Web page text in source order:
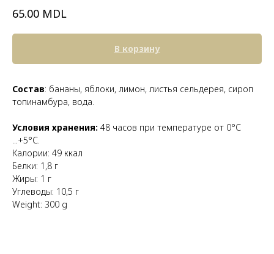
65.00 MDL
В корзину
Состав: бананы, яблоки, лимон, листья сельдерея, сироп
топинамбура, вода.
Условия хранения: 48 часов при температуре от 0°С
...+5°С.
Калории: 49 ккал
Белки: 1,8 г
Жиры: 1 г
Углеводы: 10,5 г
Weight: 300 g